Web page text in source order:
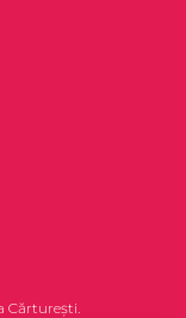
Cărturești.